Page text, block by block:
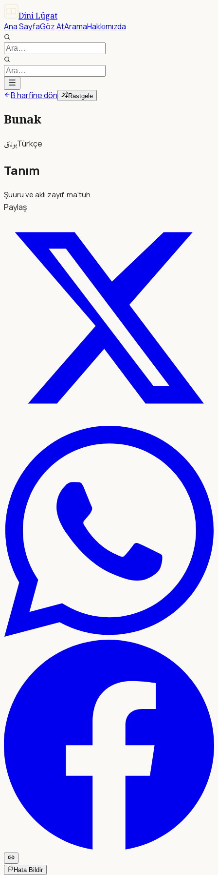
Dini Lügat
Ana SayfaGöz AtAramaHakkımızda
B harfine dön Rastgele
Bunak
بوناقTürkçe
Tanım
Şuuru ve aklı zayıf, ma‘tuh.
Paylaş
Hata Bildir